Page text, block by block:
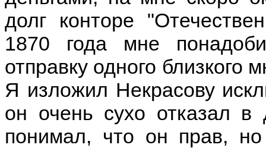
долг конторе
1870 года мне
отправку одного близкого
Я изложил Некрасову
он очень сухо отказал в
понимал, что он прав,